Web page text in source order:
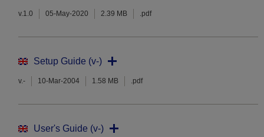
v.1.0 05-May-2020 2.39 MB .pdf
Setup Guide (v-)
v.- 10-Mar-2004 1.58 MB .pdf
User's Guide (v-)